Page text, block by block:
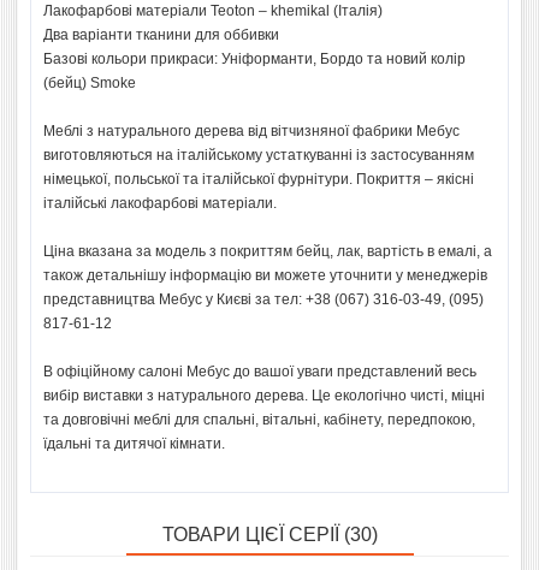
Лакофарбові матеріали Teoton – khemikal (Італія)
Два варіанти тканини для оббивки
Базові кольори прикраси: Уніформанти, Бордо та новий колір
(бейц) Smoke
Меблі з натурального дерева від вітчизняної фабрики Мебус
виготовляються на італійському устаткуванні із застосуванням
німецької, польської та італійської фурнітури. Покриття – якісні
італійські лакофарбові матеріали.
Ціна вказана за модель з покриттям бейц, лак, вартість в емалі, а
також детальнішу інформацію ви можете уточнити у менеджерів
представництва Мебус у Києві за тел: +38 (067) 316-03-49, (095)
817-61-12
В офіційному салоні Мебус до вашої уваги представлений весь
вибір виставки з натурального дерева. Це екологічно чисті, міцні
та довговічні меблі для спальні, вітальні, кабінету, передпокою,
їдальні та дитячої кімнати.
ТОВАРИ ЦІЄЇ СЕРІЇ (30)